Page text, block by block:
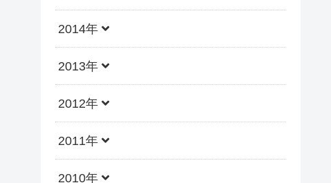
2014年
2013年
2012年
2011年
2010年